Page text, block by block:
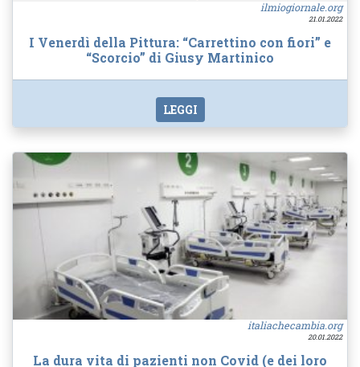
ilmiogiornale.org
21.01.2022
I Venerdì della Pittura: “Carrettino con fiori” e
“Scorcio” di Giusy Martinico
LEGGI
italiachecambia.org
20.01.2022
La dura vita di pazienti non Covid (e dei loro